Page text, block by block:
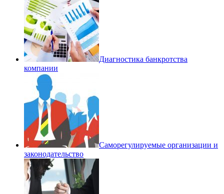
Диагностика банкротства
компании
Саморегулируемые организации и
законодательство